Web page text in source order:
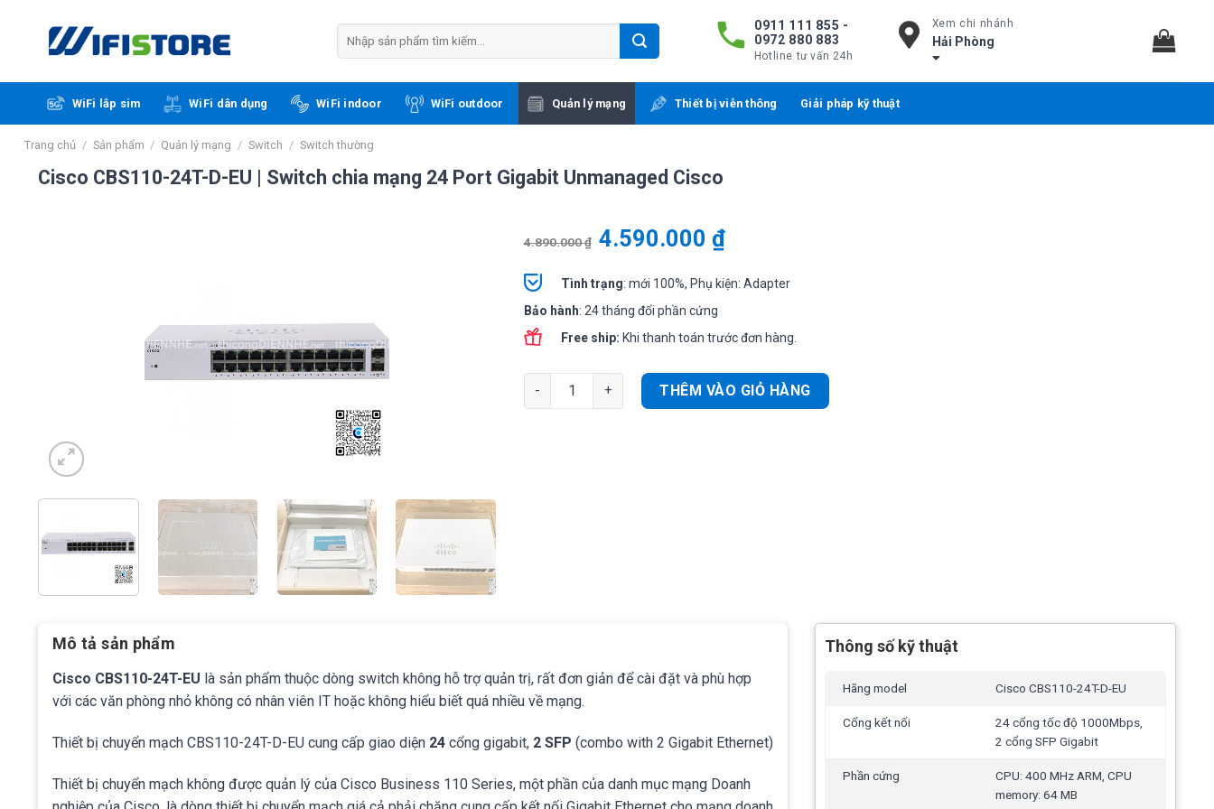
kiếm:
0911 111 855 -
0972 880 883
Hotline tư vấn 24h
Xem chi nhánh
Hải Phòng
WiFi lắp sim WiFi dân dụng WiFi indoor WiFi outdoor Quản lý mạng Thiết bị viễn thông Giải pháp kỹ thuật
Trang chủ / Sản phẩm / Quản lý mạng / Switch / Switch thường
Cisco CBS110-24T-D-EU | Switch chia mạng 24 Port Gigabit Unmanaged Cisco
4.890.000₫ 4.590.000 ₫
Tình trạng: mới 100%, Phụ kiện: Adapter
Bảo hành: 24 tháng đổi phần cứng
Free ship: Khi thanh toán trước đơn hàng.
Cisco CBS110-24T-D-EU | Switch chia mạng 24 Port Gigabit Unmanaged Cisco số lượng
THÊM VÀO GIỎ HÀNG
Mô tả sản phẩm
Cisco CBS110-24T-EU là sản phẩm thuộc dòng switch không hỗ trợ quản trị, rất đơn giản để cài đặt và phù hợp
với các văn phòng nhỏ không có nhân viên IT hoặc không hiểu biết quá nhiều về mạng.
Thiết bị chuyển mạch CBS110-24T-D-EU cung cấp giao diện 24 cổng gigabit, 2 SFP (combo with 2 Gigabit Ethernet)
Thiết bị chuyển mạch không được quản lý của Cisco Business 110 Series, một phần của danh mục mạng Doanh
Thông số kỹ thuật
Hãng model Cisco CBS110-24T-D-EU
Cổng kết nối
24 cổng tốc độ 1000Mbps,
2 cổng SFP Gigabit
Phần cứng
CPU: 400 MHz ARM, CPU
memory: 64 MB